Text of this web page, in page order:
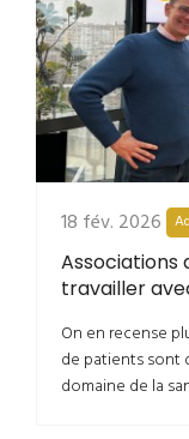
18 fév. 2026
Associations
travailler
On en recense
de patients sont
domaine de la